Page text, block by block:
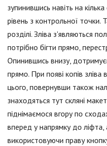
зупинившись навіть на
рівень з контрольної точки.
розділі. Зліва з'являються
потрібно бігти прямо,
Опинившись внизу,
прямо. При появі копів зліва
цього, повернувши також
знаходяться тут скляні
піднімаємося вгору по
вперед у напрямку до ліфта,
використовуючи праву